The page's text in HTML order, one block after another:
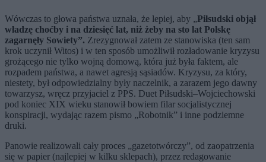
Wówczas to głowa państwa uznała, że lepiej, aby „Piłsudski objął
władzę choćby i na dziesięć lat, niż żeby na sto lat Polskę
zagarnęły Sowiety”. Zrezygnował zatem ze stanowiska (ten sam
krok uczynił Witos) i w ten sposób umożliwił rozładowanie kryzysu
grożącego nie tylko wojną domową, która już była faktem, ale
rozpadem państwa, a nawet agresją sąsiadów. Kryzysu, za który,
niestety, był odpowiedzialny były naczelnik, a zarazem jego dawny
towarzysz, wręcz przyjaciel z PPS. Duet Piłsudski–Wojciechowski
pod koniec XIX wieku stanowił bowiem filar socjalistycznej
konspiracji, wydając razem pismo „Robotnik” i inne podziemne
druki.
Panowie realizowali cały proces „gazetotwórczy”, od zaopatrzenia
się w papier (najlepiej w kilku sklepach), przez redagowanie